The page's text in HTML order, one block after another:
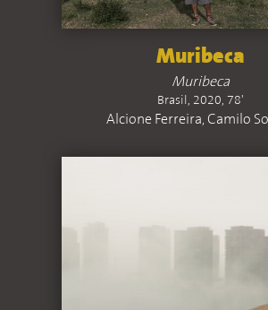
Muribeca
Muribeca
Brasil, 2020, 78'
Alcione Ferreira, Camilo